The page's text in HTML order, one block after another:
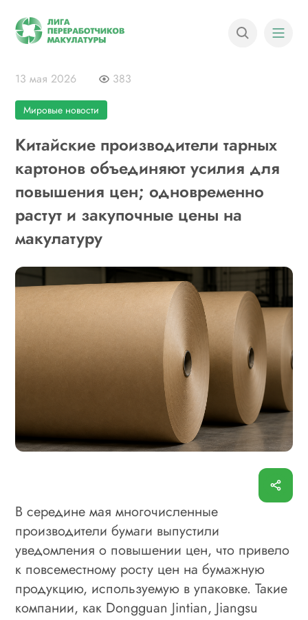
13 мая 2026 383
Мировые новости
Китайские производители тарных
картонов объединяют усилия для
повышения цен; одновременно
растут и закупочные цены на
макулатуру
В середине мая многочисленные
производители бумаги выпустили
уведомления о повышении цен, что привело
к повсеместному росту цен на бумажную
продукцию, используемую в упаковке. Такие
компании, как Dongguan Jintian, Jiangsu